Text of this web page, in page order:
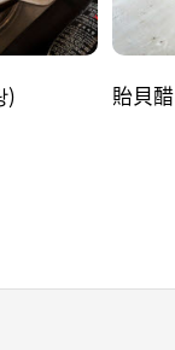
) 貽貝